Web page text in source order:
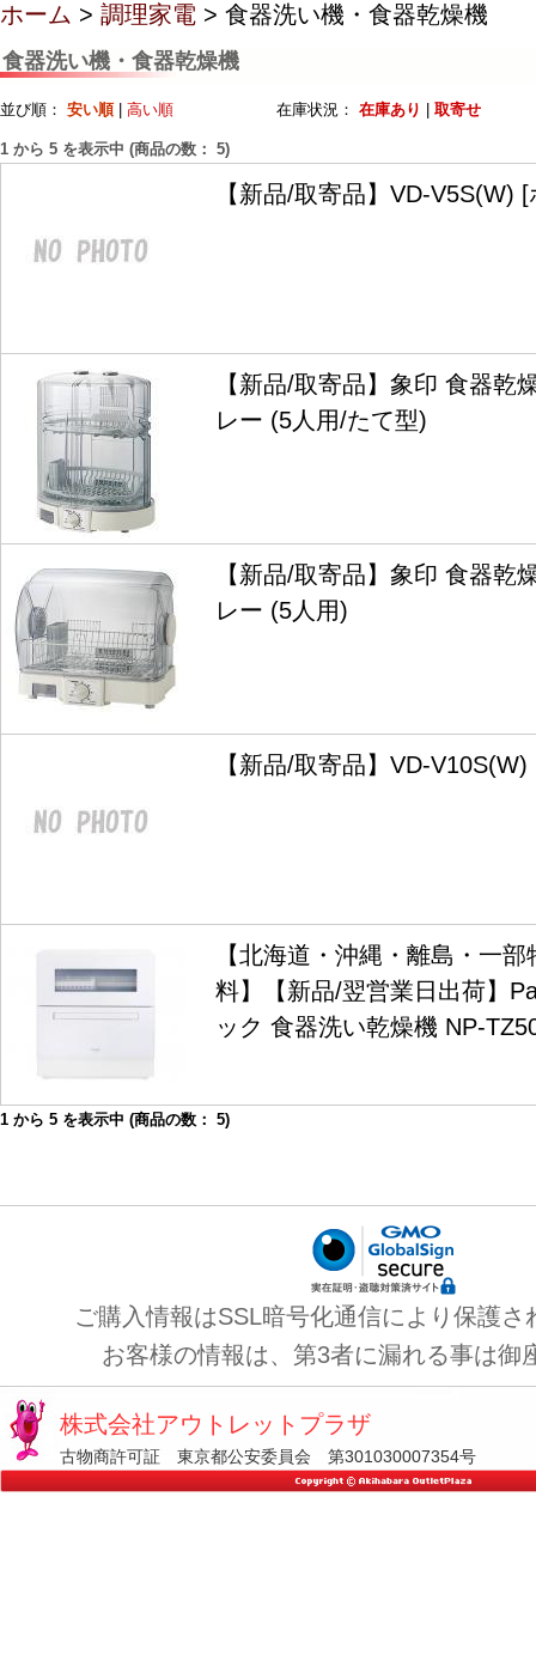
ホーム > 調理家電 > 食器洗い機・食器乾燥機
食器洗い機・食器乾燥機
並び順： 安い順| 高い順 在庫状況： 在庫あり 取寄せ
1 から 5 を表示中 (商品の数： 5)
【新品/取寄品】VD-V5S(W)
【新品/取寄品】象印 食器乾
レー (5人用/たて型)
【新品/取寄品】象印 食器乾
レー (5人用)
【新品/取寄品】VD-
【北海道・沖縄・離島・一
料】【新品/翌営業日出荷】
ック 食器洗い乾燥機 NP-
1 から 5 を表示中 (商品の数： 5)
ご購入情報はSSL暗号化通信により保護さ
お客様の情報は、第3者に漏れる事は御
株式会社アウトレットプラザ
古物商許可証 東京都公安委員会 第301030007354号